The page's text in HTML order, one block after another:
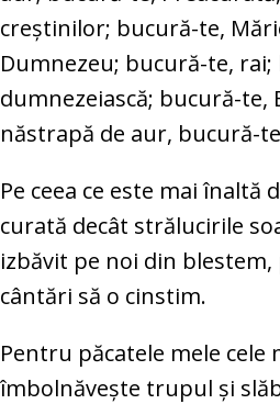
creştinilor; bucură-te,
Dumnezeu; bucură-te, rai;
dumnezeiască; bucură-te,
năstrapă de aur, bucură-
Pe ceea ce este mai înaltă
curată decât strălucirile
izbăvit pe noi din blestem,
cântări să o cinstim.
Pentru păcatele mele cele
îmbolnăveşte trupul şi